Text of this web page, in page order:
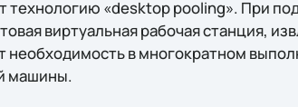
технологию «desktop pooling». При
виртуальная рабочая станция,
необходимость в многократном
машины.